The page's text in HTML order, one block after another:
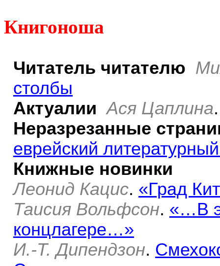
Книгоноша
Читатель читателю
столбы
Актуалии Ася Цаплина
Неразрезанные
еврейский
Книжные новинки
Леонид Кацис. «Град
Таисия Вольфсон. «…В
концлагере…»
И.-Т. Дипендзон.